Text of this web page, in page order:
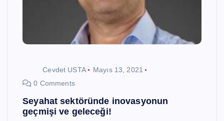
Cevdet USTA
Mayıs 13, 2021
0 Comments
Seyahat sektöründe inovasyonun
geçmişi ve geleceği!